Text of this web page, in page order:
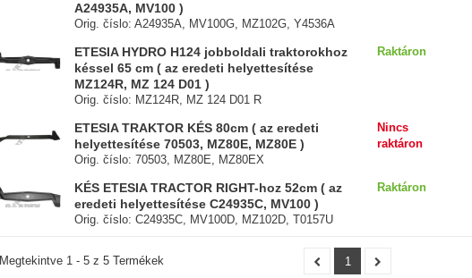
A24935A, MV100 )
Orig. číslo: A24935A, MV100G, MZ102G, Y4536A
ETESIA HYDRO H124 jobboldali traktorokhoz
késsel 65 cm ( az eredeti helyettesítése
MZ124R, MZ 124 D01 )
Orig. číslo: MZ124R, MZ 124 D01 R
Raktáron
ETESIA TRAKTOR KÉS 80cm ( az eredeti
helyettesítése 70503, MZ80E, MZ80E )
Orig. číslo: 70503, MZ80E, MZ80EX
Nincs
raktáron
KÉS ETESIA TRACTOR RIGHT-hoz 52cm ( az
eredeti helyettesítése C24935C, MV100 )
Orig. číslo: C24935C, MV100D, MZ102D, T0157U
Raktáron
1
Megtekintve 1 - 5 z 5 Termékek